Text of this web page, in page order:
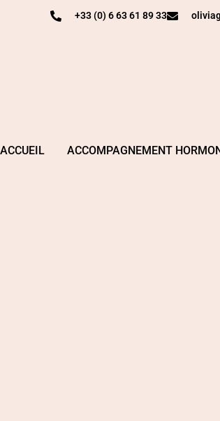
+33 (0) 6 63 61 89 33
ACCUEIL ACCOMPAGNEMENT